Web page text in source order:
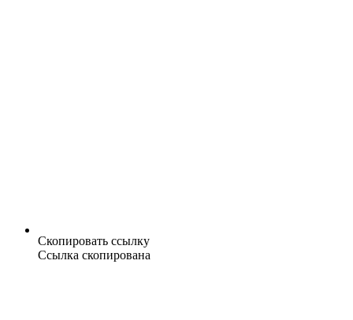
Скопировать ссылку
Ссылка скопирована